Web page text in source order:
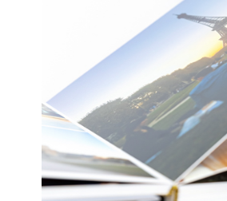
20х30
30х40
А4
Фото
в
рамке
10х10
10×15
13×18
15×15
15×20